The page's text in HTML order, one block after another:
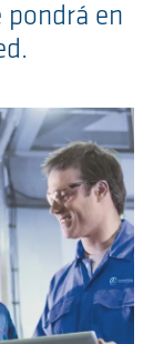
pondrá en